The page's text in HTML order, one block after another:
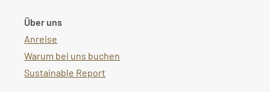
Über uns
Anreise
Warum bei uns buchen
Sustainable Report